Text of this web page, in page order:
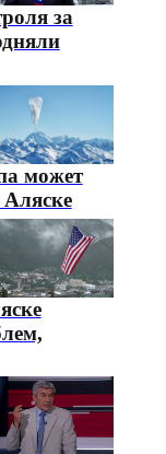
за
может
Аляске